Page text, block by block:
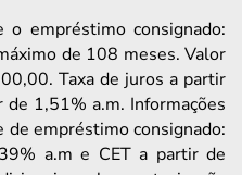
o empréstimo consignado:
de 108 meses. Valor
Taxa de juros a partir
1,51% a.m. Informações
de empréstimo consignado:
a.m e CET a partir de